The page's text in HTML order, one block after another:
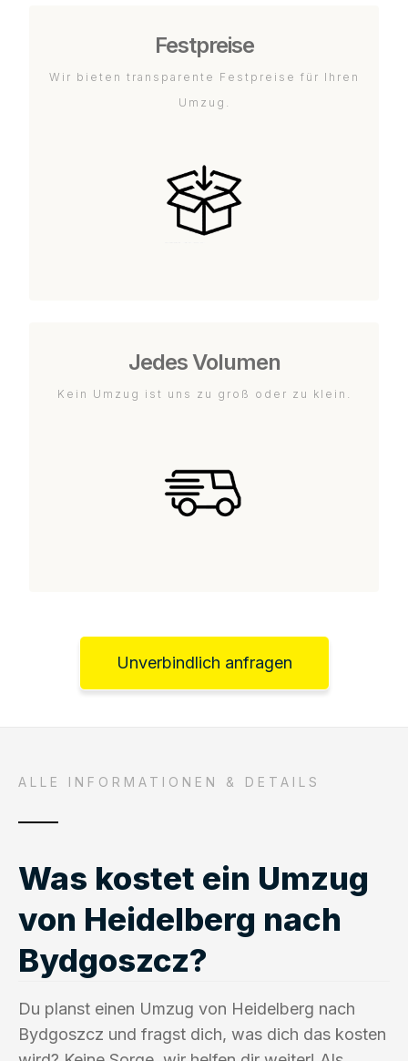
Festpreise
Wir bieten transparente Festpreise für Ihren
Umzug.
Jedes Volumen
Kein Umzug ist uns zu groß oder zu klein.
Unverbindlich anfragen
ALLE INFORMATIONEN & DETAILS
Was kostet ein Umzug
von Heidelberg nach
Bydgoszcz?
Du planst einen Umzug von Heidelberg nach
Bydgoszcz und fragst dich, was dich das kosten